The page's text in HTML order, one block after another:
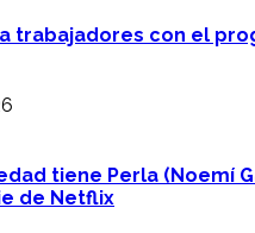
a trabajadores con el
tiene Perla (Noemí
de Netflix